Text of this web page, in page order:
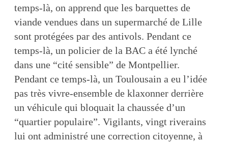
temps-là, on apprend que les barquettes de
viande vendues dans un supermarché de Lille
sont protégées par des antivols. Pendant ce
temps-là, un policier de la BAC a été lynché
dans une “cité sensible” de Montpellier.
Pendant ce temps-là, un Toulousain a eu l’idée
pas très vivre-ensemble de klaxonner derrière
un véhicule qui bloquait la chaussée d’un
“quartier populaire”. Vigilants, vingt riverains
lui ont administré une correction citoyenne, à